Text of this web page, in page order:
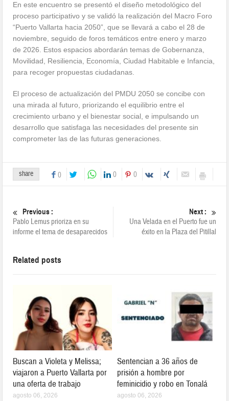
En este encuentro se presentó el diseño metodológico del
proceso participativo y se validó la realización del Macro Foro
“Puerto Vallarta hacia 2050”, que se llevará a cabo el 28 de
noviembre, seguido de foros temáticos entre enero y marzo
de 2026. Estos espacios abordarán temas de Gobernanza,
Movilidad, Resiliencia, Economía, Ciudad Habitable e Infancia,
para recoger propuestas ciudadanas.
El proceso de actualización del PMDU 2050 se concibe con
una mirada al futuro, priorizando el equilibrio entre el
crecimiento urbano y el bienestar social, e impulsando un
desarrollo que satisfaga las necesidades del presente sin
comprometer las de las futuras generaciones.
share 0 0 0
Previous :
Pablo Lemus prioriza en su
informe el tema de desaparecidos
Next :
Una Velada en el Puerto fue un
éxito en la Plaza del Pitillal
Related posts
Buscan a Violeta y Melissa;
viajaron a Puerto Vallarta por
una oferta de trabajo
agosto 06, 2026
Sentencian a 36 años de
prisión a hombre por
feminicidio y robo en Tonalá
agosto 06, 2026